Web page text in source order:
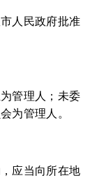
人民政府批准
管理人；未委
为管理人。
应当向所在地